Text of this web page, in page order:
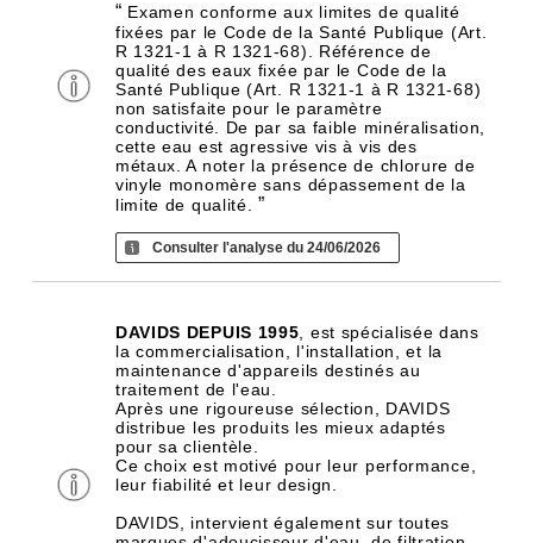
“ Examen conforme aux limites de qualité
fixées par le Code de la Santé Publique (Art.
R 1321-1 à R 1321-68). Référence de
qualité des eaux fixée par le Code de la
Santé Publique (Art. R 1321-1 à R 1321-68)
non satisfaite pour le paramètre
conductivité. De par sa faible minéralisation,
cette eau est agressive vis à vis des
métaux. A noter la présence de chlorure de
vinyle monomère sans dépassement de la
limite de qualité.”
Consulter l'analyse du 24/06/2026
DAVIDS DEPUIS 1995 , est spécialisée dans
la commercialisation, l'installation, et la
maintenance d'appareils destinés au
traitement de l'eau.
Après une rigoureuse sélection, DAVIDS
distribue les produits les mieux adaptés
pour sa clientèle.
Ce choix est motivé pour leur performance,
leur fiabilité et leur design.
DAVIDS, intervient également sur toutes